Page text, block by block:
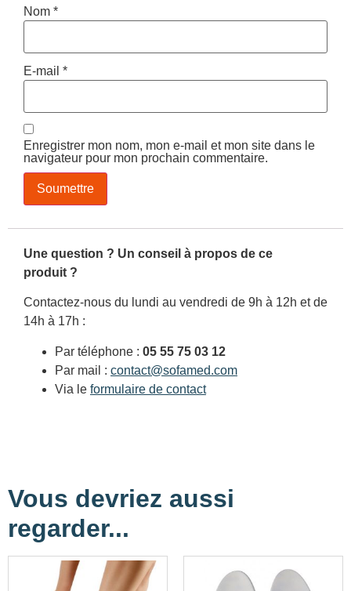
Nom *
E-mail *
Enregistrer mon nom, mon e-mail et mon site dans le
navigateur pour mon prochain commentaire.
Une question ? Un conseil à propos de ce
produit ?
Contactez-nous du lundi au vendredi de 9h à 12h et de
14h à 17h :
Par téléphone : 05 55 75 03 12
Par mail : contact@sofamed.com
Via le formulaire de contact
Vous devriez aussi
regarder...